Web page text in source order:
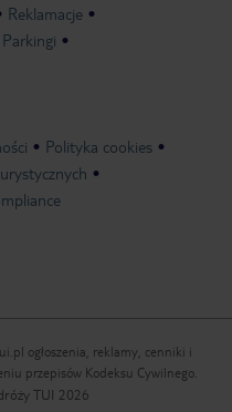
Reklamacje
Parkingi
Polityka cookies
ogłoszenia, reklamy, cenniki i
przepisów Kodeksu Cywilnego.
TUI 2026